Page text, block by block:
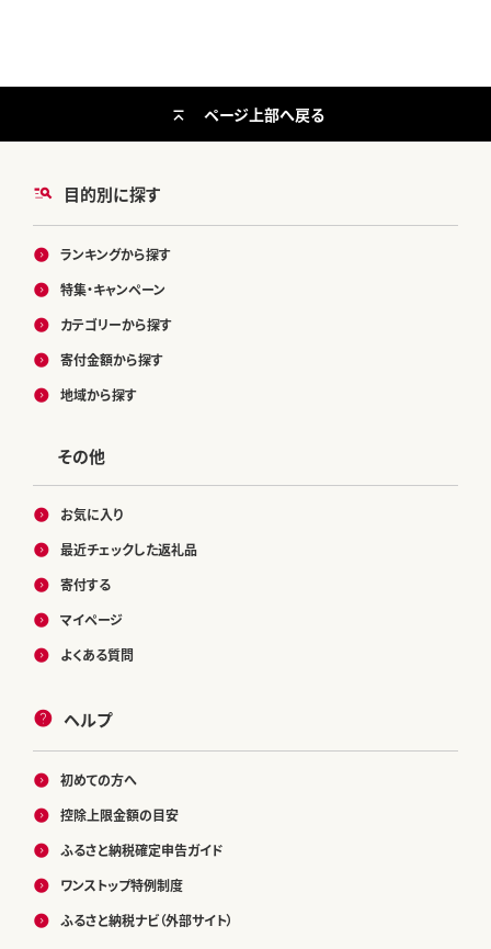
目的別に探す
ランキングから探す
特集・キャンペーン
カテゴリーから探す
寄付金額から探す
地域から探す
その他
お気に入り
最近チェックした返礼品
寄付する
マイページ
よくある質問
ヘルプ
初めての方へ
控除上限金額の目安
ふるさと納税確定申告ガイド
ワンストップ特例制度
ふるさと納税ナビ（外部サイト）
ページ上部へ戻る